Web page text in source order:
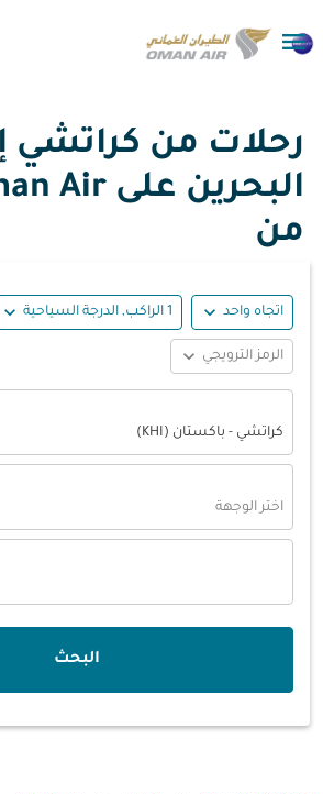

رحلات من كراتشي
من
اتجاه واحد expand_more 1 الراكب, الدرجة السياحية expand_more
الرمز الترويجي expand_more
كراتشي - باكستان (KHI)
اختر الوجهة
البحث